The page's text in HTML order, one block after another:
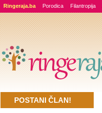
Ringeraja.ba Porodica Filantropija
POSTANI ČLAN!